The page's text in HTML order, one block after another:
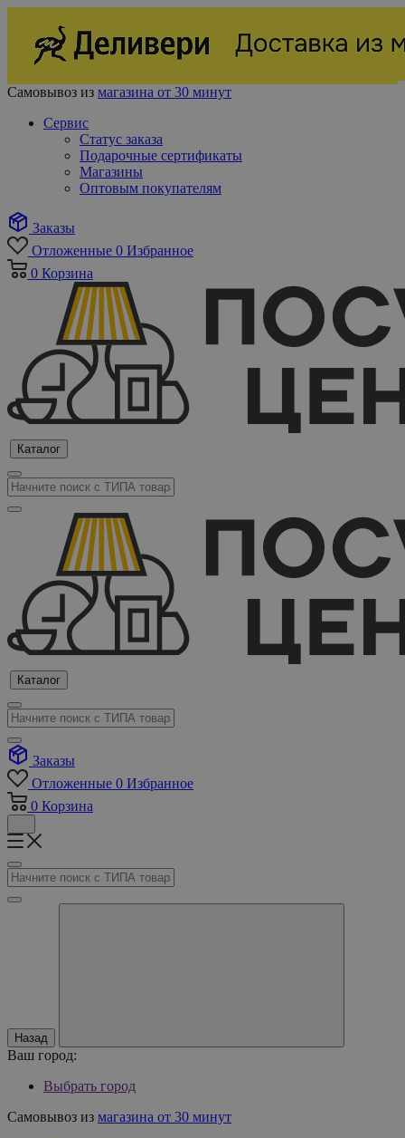
Самовывоз из магазина от 30 минут
Сервис
Статус заказа
Подарочные сертификаты
Магазины
Оптовым покупателям
Заказы
Отложенные 0 Избранное
0 Корзина
Каталог
Каталог
Заказы
Отложенные 0 Избранное
0 Корзина
Назад
Ваш город:
Выбрать город
Самовывоз из магазина от 30 минут